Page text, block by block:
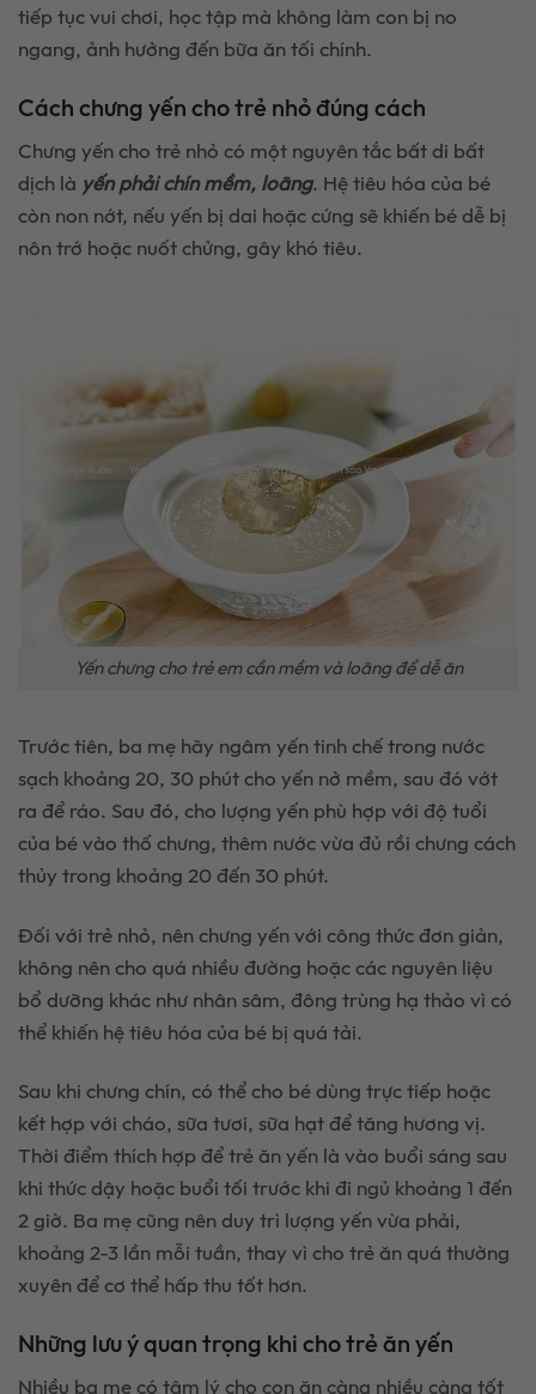
tiếp tục vui chơi, học tập mà không làm con bị no
ngang, ảnh hưởng đến bữa ăn tối chính.
Cách chưng yến cho trẻ nhỏ đúng cách
Chưng yến cho trẻ nhỏ có một nguyên tắc bất di bất
dịch là yến phải chín mềm, loãng. Hệ tiêu hóa của bé
còn non nớt, nếu yến bị dai hoặc cứng sẽ khiến bé dễ bị
nôn trớ hoặc nuốt chửng, gây khó tiêu.
Yến chưng cho trẻ em cần mềm và loãng để dễ ăn
Trước tiên, ba mẹ hãy ngâm yến tinh chế trong nước
sạch khoảng 20, 30 phút cho yến nở mềm, sau đó vớt
ra để ráo. Sau đó, cho lượng yến phù hợp với độ tuổi
của bé vào thố chưng, thêm nước vừa đủ rồi chưng cách
thủy trong khoảng 20 đến 30 phút.
Đối với trẻ nhỏ, nên chưng yến với công thức đơn giản,
không nên cho quá nhiều đường hoặc các nguyên liệu
bổ dưỡng khác như nhân sâm, đông trùng hạ thảo vì có
thể khiến hệ tiêu hóa của bé bị quá tải.
Sau khi chưng chín, có thể cho bé dùng trực tiếp hoặc
kết hợp với cháo, sữa tươi, sữa hạt để tăng hương vị.
Thời điểm thích hợp để trẻ ăn yến là vào buổi sáng sau
khi thức dậy hoặc buổi tối trước khi đi ngủ khoảng 1 đến
2 giờ. Ba mẹ cũng nên duy trì lượng yến vừa phải,
khoảng 2-3 lần mỗi tuần, thay vì cho trẻ ăn quá thường
xuyên để cơ thể hấp thu tốt hơn.
Những lưu ý quan trọng khi cho trẻ ăn yến
Nhiều ba mẹ có tâm lý cho con ăn càng nhiều càng tốt